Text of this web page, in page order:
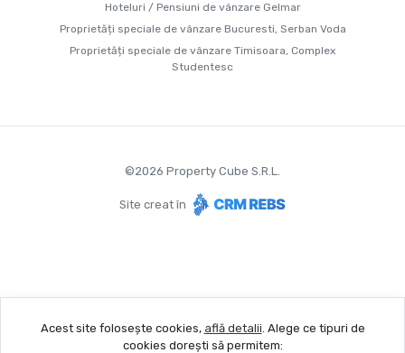
Hoteluri / Pensiuni de vânzare Gelmar
Proprietăți speciale de vânzare Bucuresti, Serban Voda
Proprietăți speciale de vânzare Timisoara, Complex
Studentesc
©2026 Property Cube S.R.L.
Site creat în
Acest site folosește cookies, află detalii. Alege ce tipuri de
cookies dorești să permitem: